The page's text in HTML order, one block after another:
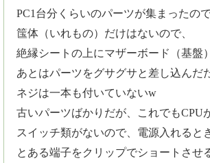
PC1台分くらいのパーツが集まったの
筺体（いれもの）だけはないので、
絶縁シートの上にマザーボード（基盤
あとはパーツをグサグサと差し込んだ
ネジは一本も付いていないw
古いパーツばかりだが、これでもCPU
スイッチ類がないので、電源入れると
とある端子をクリップでショートさせ